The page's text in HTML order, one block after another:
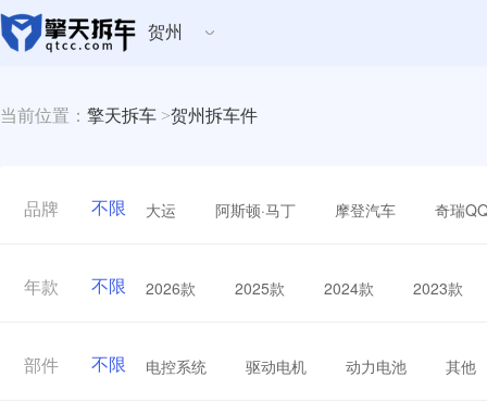
贺州
当前位置： 擎天拆车 >贺州拆车件
品牌 不限 大运 阿斯顿·马丁 摩登汽车 奇瑞
年款 不限 2026款 2025款 2024款 2023款
部件 不限 电控系统 驱动电机 动力电池 其他